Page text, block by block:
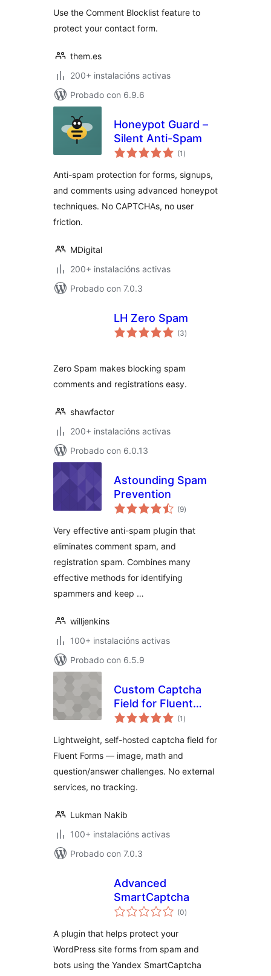
Use the Comment Blocklist feature to
protect your contact form.
them.es
200+ instalacións activas
Probado con 6.9.6
Honeypot Guard –
Silent Anti-Spam
(1 valoracións
totais
)
Anti-spam protection for forms, signups,
and comments using advanced honeypot
techniques. No CAPTCHAs, no user
friction.
MDigital
200+ instalacións activas
Probado con 7.0.3
LH Zero Spam
(3valoracións
totais
)
Zero Spam makes blocking spam
comments and registrations easy.
shawfactor
200+ instalacións activas
Probado con 6.0.13
Astounding Spam
Prevention
(9valoracións
totais
)
Very effective anti-spam plugin that
eliminates comment spam, and
registration spam. Combines many
effective methods for identifying
spammers and keep …
willjenkins
100+ instalacións activas
Probado con 6.5.9
Custom Captcha
Field for Fluent
Forms
(1 valoracións
totais
)
Lightweight, self-hosted captcha field for
Fluent Forms — image, math and
question/answer challenges. No external
services, no tracking.
Lukman Nakib
100+ instalacións activas
Probado con 7.0.3
Advanced
SmartCaptcha
(0valoracións
totais
)
A plugin that helps protect your
WordPress site forms from spam and
bots using the Yandex SmartCaptcha